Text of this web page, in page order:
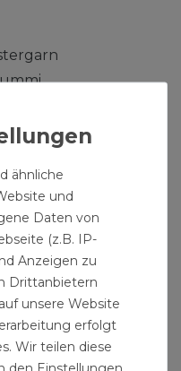
ähnliche
und
Daten von
(z.B. IP-
Anzeigen zu
Drittanbietern
unsere Website
erfolgt
Wir teilen diese